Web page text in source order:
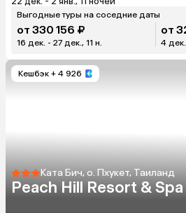
Выгодные туры на соседние даты
от 330 156 ₽
16 дек. - 27 дек., 11 н.
от
4
Кешбэк + 4 926
Ката Бич, о. Пхукет, Таиланд
Peach Hill Resort & Spa